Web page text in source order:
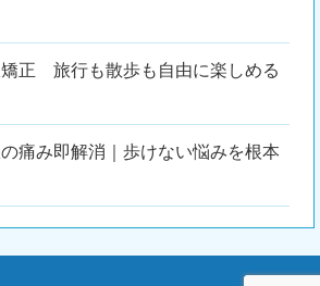
正 旅行も散歩も自由に楽しめる
痛み即解消｜歩けない悩みを根本